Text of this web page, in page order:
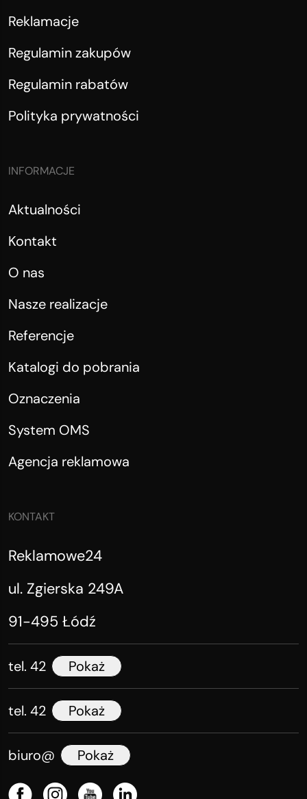
Reklamacje
Regulamin zakupów
Regulamin rabatów
Polityka prywatności
INFORMACJE
Aktualności
Kontakt
O nas
Nasze realizacje
Referencje
Katalogi do pobrania
Oznaczenia
System OMS
Agencja reklamowa
KONTAKT
Reklamowe24
ul. Zgierska 249A
91-495 Łódź
tel. 42 Pokaż
tel. 42 Pokaż
biuro@ Pokaż